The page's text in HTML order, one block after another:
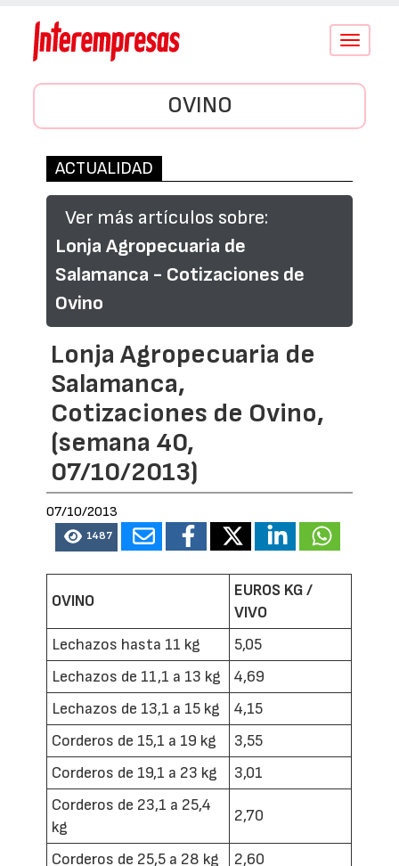
Conmutar
OVINO
ACTUALIDAD
Ver más artículos sobre:
Lonja Agropecuaria de
Salamanca - Cotizaciones de
Ovino
Lonja Agropecuaria de
Salamanca,
Cotizaciones de Ovino,
(semana 40,
07/10/2013)
07/10/2013
1487
OVINO
EUROS KG /
VIVO
Lechazos hasta 11 kg
5,05
Lechazos de 11,1 a 13 kg
4,69
Lechazos de 13,1 a 15 kg
4,15
Corderos de 15,1 a 19 kg
3,55
Corderos de 19,1 a 23 kg
3,01
Corderos de 23,1 a 25,4
kg
2,70
Corderos de 25,5 a 28 kg
2,60